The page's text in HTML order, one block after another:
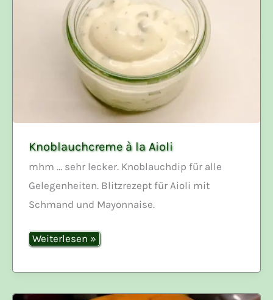
Knoblauchcreme à la Aioli
mhm … sehr lecker. Knoblauchdip für alle
Gelegenheiten. Blitzrezept für Aioli mit
Schmand und Mayonnaise.
Knoblauchcreme
à
Weiterlesen »